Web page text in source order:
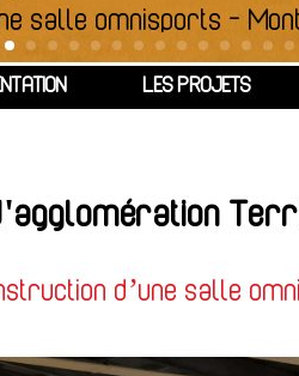
salle omnisports -
LES PROJETS
d’une salle